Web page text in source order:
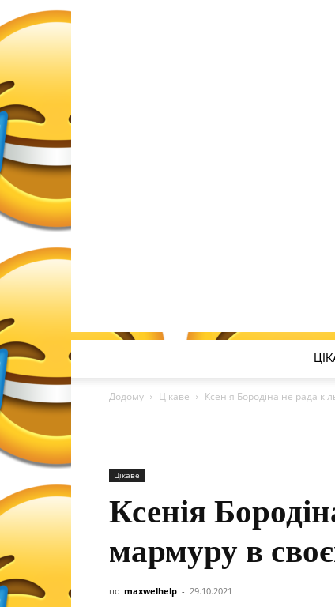
Додому Цікаве Ксенія Бородіна не рада
Цікаве
Ксенія
мармуру в
по maxwelhelp - 29.10.2021